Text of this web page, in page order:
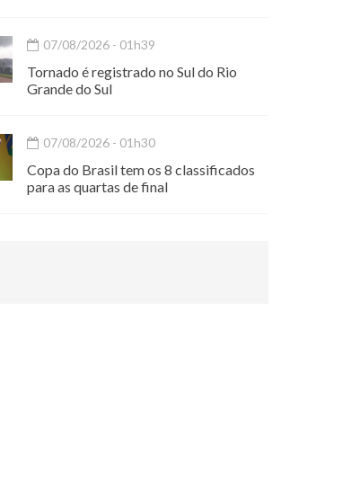
07/08/2026 - 01h39
Tornado é registrado no Sul do Rio
Grande do Sul
07/08/2026 - 01h30
Copa do Brasil tem os 8 classificados
para as quartas de final